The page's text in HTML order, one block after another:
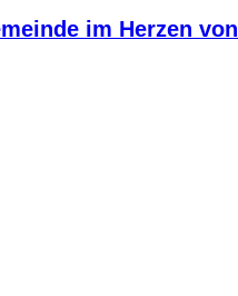
im Herzen